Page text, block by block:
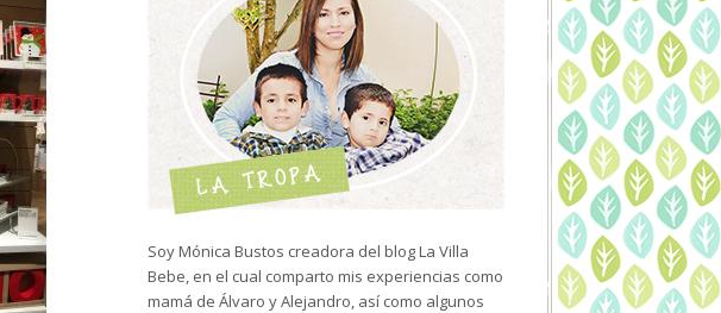
Soy Mónica Bustos creadora del blog La Villa
Bebe, en el cual comparto mis experiencias como
mamá de Álvaro y Alejandro, así como algunos